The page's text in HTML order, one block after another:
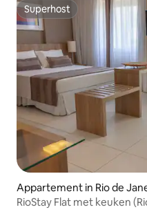
Superhost
Superhost
Appartement in Rio de
RioStay Flat met keuken